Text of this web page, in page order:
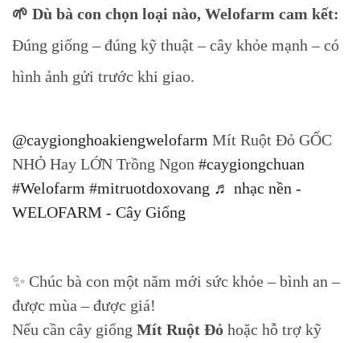
🌱 Dù bà con chọn loại nào, Welofarm cam kết:
Đúng giống – đúng kỹ thuật – cây khỏe mạnh – có
hình ảnh gửi trước khi giao.
@caygionghoakiengwelofarm Mít Ruột Đỏ GỐC
NHỎ Hay LỚN Trồng Ngon #caygiongchuan
#Welofarm #mitruotdoxovang ♬ nhạc nền -
WELOFARM - Cây Giống
✨ Chúc bà con một năm mới sức khỏe – bình an –
được mùa – được giá!
Nếu cần cây giống Mít Ruột Đỏ hoặc hỗ trợ kỹ